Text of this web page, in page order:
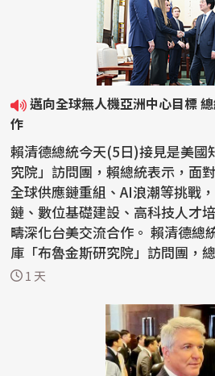
邁向全球無人機亞洲中心目標 總統：盼深化台美交流合
作
賴清德總統今天(5日)接見是美國
究院」訪問團，賴總統表示，面
全球供應鏈重組、AI浪潮等挑戰
鏈、數位基礎建設、高科技人才
疇深化台美交流合作。 賴清德總統今天接見美國知名智
庫「布魯金斯研究院」訪問團，
斯研究...
1 天